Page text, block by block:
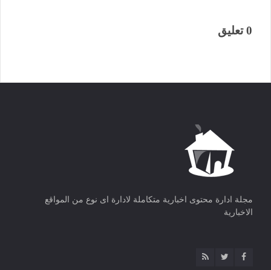
0 تعليق
مجلة ادارة محتوى اخبارية متكاملة لادارة اى نوع من المواقع
الاخبارية